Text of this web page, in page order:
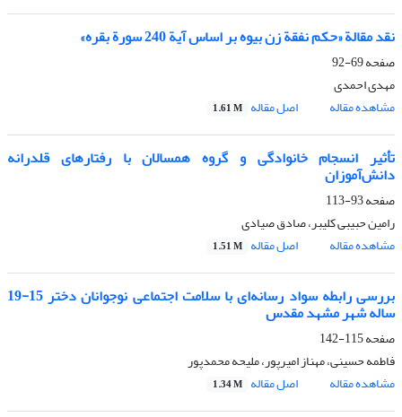
نقد مقالة «حکم نفقة زن بیوه بر اساس آیة 240 سورة بقره»
صفحه69-92
مهدی احمدی
مشاهده مقاله
اصل مقاله 1.61 M
تأثیر انسجام خانوادگی و گروه همسالان با رفتارهای قلدرانه
دانش‌آموزان
صفحه93-113
رامین حبیبی کلیبر، صادق صیادی
مشاهده مقاله
اصل مقاله 1.51 M
بررسی رابطه سواد رسانه‌ای با سلامت اجتماعی نوجوانان دختر 15-19
ساله شهر مشهد مقدس
صفحه115-142
فاطمه حسینی، مهناز امیرپور، ملیحه محمدپور
مشاهده مقاله
اصل مقاله 1.34 M